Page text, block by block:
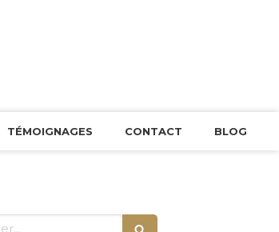
TÉMOIGNAGES CONTACT BLOG